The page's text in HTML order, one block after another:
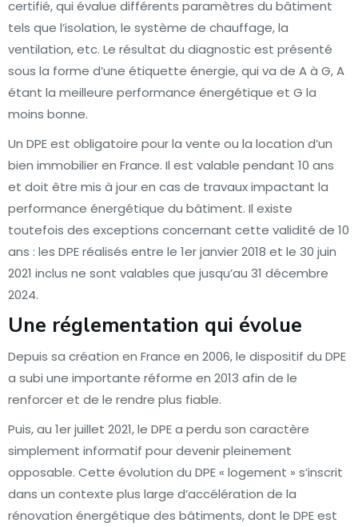
certifié, qui évalue différents paramètres du bâtiment
tels que l’isolation, le système de chauffage, la
ventilation, etc. Le résultat du diagnostic est présenté
sous la forme d’une étiquette énergie, qui va de A à G, A
étant la meilleure performance énergétique et G la
moins bonne.
Un DPE est obligatoire pour la vente ou la location d’un
bien immobilier en France. Il est valable pendant 10 ans
et doit être mis à jour en cas de travaux impactant la
performance énergétique du bâtiment. Il existe
toutefois des exceptions concernant cette validité de 10
ans : les DPE réalisés entre le 1er janvier 2018 et le 30 juin
2021 inclus ne sont valables que jusqu’au 31 décembre
2024.
Une réglementation qui évolue
Depuis sa création en France en 2006, le dispositif du DPE
a subi une importante réforme en 2013 afin de le
renforcer et de le rendre plus fiable.
Puis, au 1er juillet 2021, le DPE a perdu son caractère
simplement informatif pour devenir pleinement
opposable. Cette évolution du DPE « logement » s’inscrit
dans un contexte plus large d’accélération de la
rénovation énergétique des bâtiments, dont le DPE est